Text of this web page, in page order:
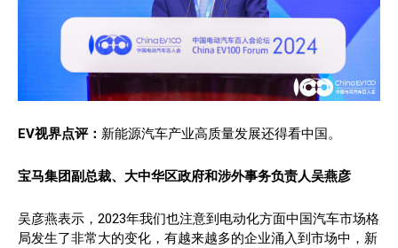
EV视界点评： 新能源汽车产业高质量发展还得看中国。
宝马集团副总裁、大中华区政府和涉外事务负责人吴燕彦
吴彦燕表示，2023年我们也注意到电动化方面中国汽车市场格
局发生了非常大的变化，有越来越多的企业涌入到市场中，新